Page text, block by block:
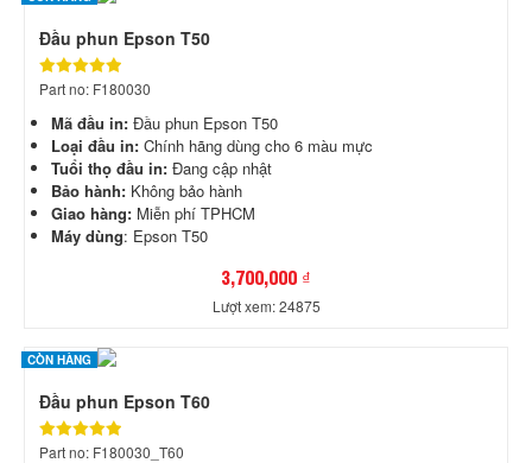
Đầu phun Epson T50
Part no: F180030
Mã đầu in: Đầu phun Epson T50
Loại đầu in: Chính hãng dùng cho 6 màu mực
Tuổi thọ đầu in: Đang cập nhật
Bảo hành: Không bảo hành
Giao hàng: Miễn phí TPHCM
Máy dùng: Epson T50
3,700,000 ₫
Lượt xem: 24875
CÒN HÀNG
Đầu phun Epson T60
Part no: F180030_T60